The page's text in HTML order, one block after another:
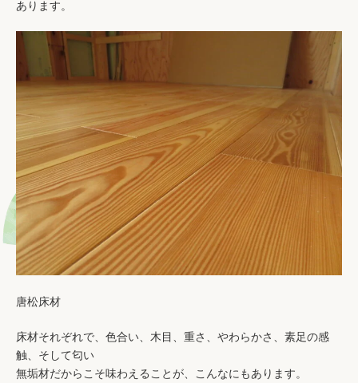
あります。
唐松床材
床材それぞれで、色合い、木目、重さ、やわらかさ、素足の感
触、そして匂い
無垢材だからこそ味わえることが、こんなにもあります。